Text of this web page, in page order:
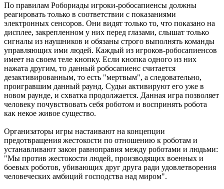
По правилам Робориады игроки-робосапиенсы должны
реагировать только в соответствии с показаниями
электронных сенсоров. Они видят только то, что показано на
дисплее, закрепленном у них перед глазами, слышат только
сигналы из наушников и обязаны строго выполнять команды
управляющих ими людей. Каждый из игроков-робосапиенсов
имеет на своем теле кнопку. Если кнопка одного из них
нажата другим, то данный робосапиенс считается
дезактивированным, то есть "мертвым", а следовательно,
проигравшим данный раунд. Судьи активируют его уже в
новом раунде, и схватка продолжается. Данная игра позволяет
человеку почувствовать себя роботом и воспринять робота
как некое живое существо.
Организаторы игры настаивают на концепции
предотвращения жестокости по отношению к роботам и
устанавливают закон равноправия между роботами и людьми:
"Мы против жестокости людей, производящих военных и
боевых роботов, убивающих друг друга ради удовлетворения
человеческих амбиций господства над миром".